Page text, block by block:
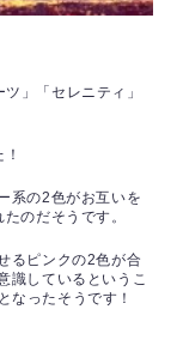
」「セレニティ」
系の2色がお互いを
のだそうです。
るピンクの2色が合
識している というこ
なったそうです！